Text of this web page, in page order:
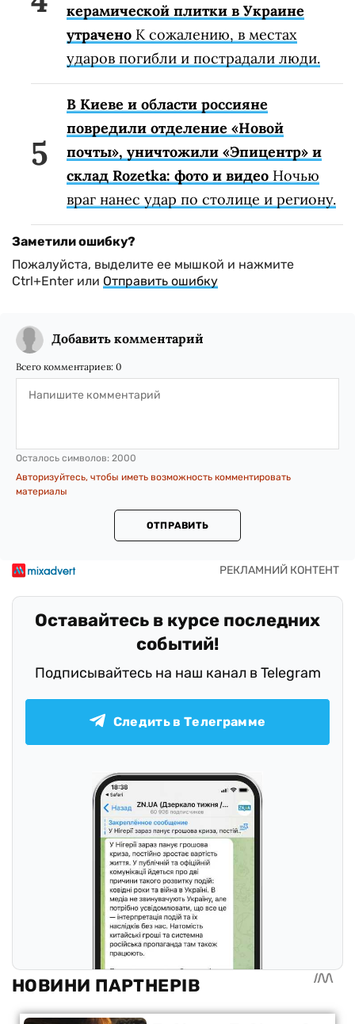
керамической плитки в Украине
утрачено К сожалению, в местах
ударов погибли и пострадали люди.
В Киеве и области россияне
повредили отделение «Новой
почты», уничтожили «Эпицентр» и
склад Rozetka: фото и видео Ночью
враг нанес удар по столице и региону.
Заметили ошибку?
Пожалуйста, выделите ее мышкой и нажмите
Ctrl+Enter или Отправить ошибку
Добавить комментарий
Всего комментариев: 0
Осталось символов: 2000
Авторизуйтесь, чтобы иметь возможность комментировать
материалы
ОТПРАВИТЬ
Оставайтесь в курсе последних
событий!
Подписывайтесь на наш канал в Telegram
Следить в Телеграмме